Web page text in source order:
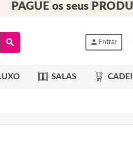
PAGUE os seus
search person Entrar
SALAS